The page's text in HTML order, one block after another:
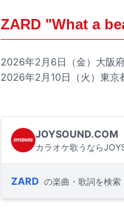
ZARD "What a
2026年2月6日（金）大阪
2026年2月10日（火）東京
JOYSOUND.COM
カラオケ歌うなら
ZARD の楽曲・歌詞を検索